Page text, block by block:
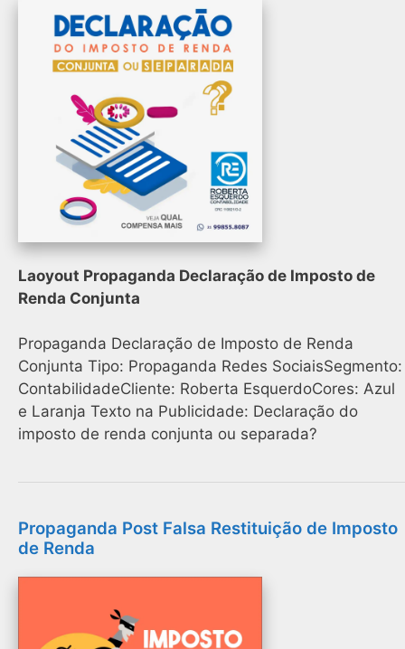
Laoyout Propaganda Declaração de Imposto de
Renda Conjunta
Propaganda Declaração de Imposto de Renda
Conjunta Tipo: Propaganda Redes SociaisSegmento:
ContabilidadeCliente: Roberta EsquerdoCores: Azul
e Laranja Texto na Publicidade: Declaração do
imposto de renda conjunta ou separada?
Propaganda Post Falsa Restituição de Imposto
de Renda